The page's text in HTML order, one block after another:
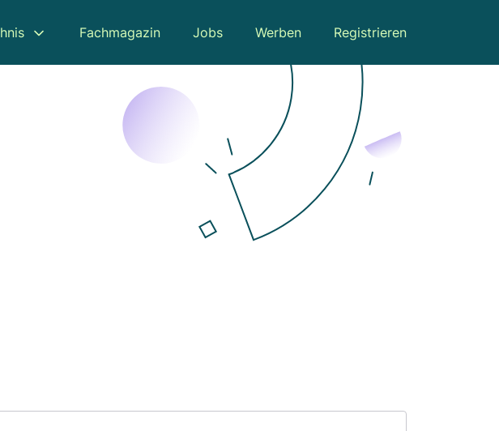
Fachmagazin Jobs Werben Registrieren